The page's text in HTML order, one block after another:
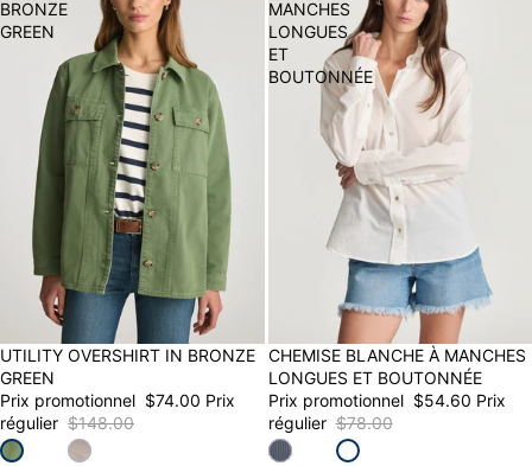
BRONZE
GREEN
50% OFF
UTILITY OVERSHIRT IN BRONZE
GREEN
Prix promotionnel $74.00 Prix
régulier $148.00
MANCHES
LONGUES
ET
BOUTONNÉE
30% OFF
CHEMISE BLANCHE À MANCHES
LONGUES ET BOUTONNÉE
Prix promotionnel $54.60 Prix
régulier $78.00